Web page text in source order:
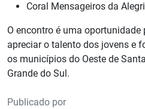
Coral Mensageiros da
O encontro é uma
apreciar o talento dos jovens e
os municípios do Oeste de
Grande do Sul.
Publicado por